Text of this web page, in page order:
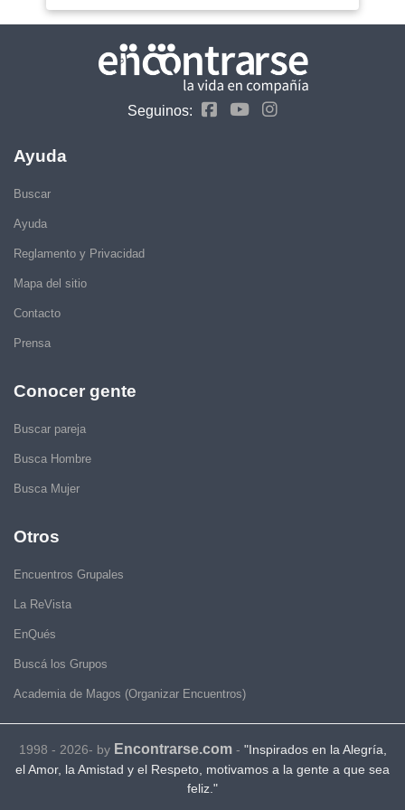
Seguinos:
Ayuda
Buscar
Ayuda
Reglamento y Privacidad
Mapa del sitio
Contacto
Prensa
Conocer gente
Buscar pareja
Busca Hombre
Busca Mujer
Otros
Encuentros Grupales
La ReVista
EnQués
Buscá los Grupos
Academia de Magos (Organizar Encuentros)
1998 - 2026- by Encontrarse.com- "Inspirados en la Alegría,
el Amor, la Amistad y el Respeto, motivamos a la gente a que sea
feliz."